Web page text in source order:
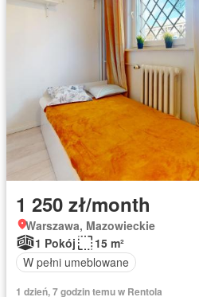
1 250 zł/month
Warszawa, Mazowieckie
1 Pokój
15 m²
W pełni umeblowane
1 dzień, 7 godzin temu w Rentola